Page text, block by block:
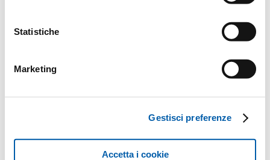
Statistiche
Marketing
Gestisci preferenze
Accetta i cookie